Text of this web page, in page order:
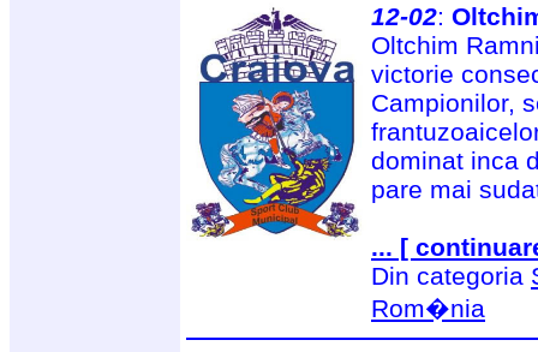
12-02:
Oltchim
victorie
Campionilor,
dominat inca
pare mai
... [
Din categoria
Rom�nia